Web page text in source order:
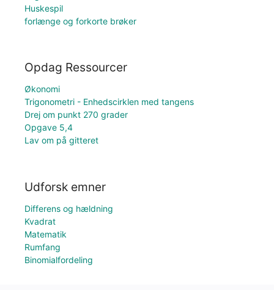
Huskespil
forlænge og forkorte brøker
Opdag Ressourcer
Økonomi
Trigonometri - Enhedscirklen med tangens
Drej om punkt 270 grader
Opgave 5,4
Lav om på gitteret
Udforsk emner
Differens og hældning
Kvadrat
Matematik
Rumfang
Binomialfordeling